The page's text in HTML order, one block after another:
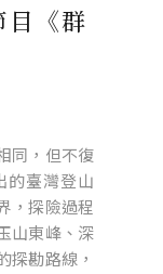
目《群
同，但不復
的臺灣登山
，探險過程
山東峰、深
探勘路線，